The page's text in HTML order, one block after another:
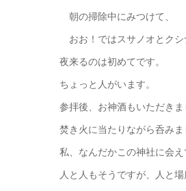
朝の掃除中にみつけて、
おお！ではスサノオとクシ
夜来るのは初めてです。
ちょっと人がいます。
参拝後、お神酒もいただきま
焚き火に当たりながら呑みま
私、なんだかこの神社に会え
人と人もそうですが、人と